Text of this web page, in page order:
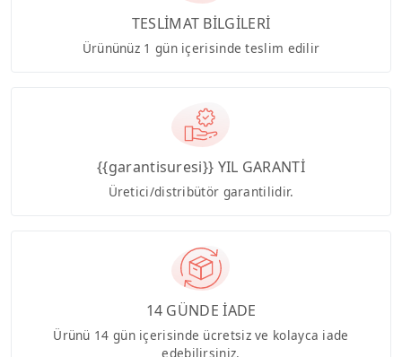
TESLİMAT BİLGİLERİ
Ürününüz 1 gün içerisinde teslim edilir
{{garantisuresi}} YIL GARANTİ
Üretici/distribütör garantilidir.
14 GÜNDE İADE
Ürünü 14 gün içerisinde ücretsiz ve kolayca iade
edebilirsiniz.